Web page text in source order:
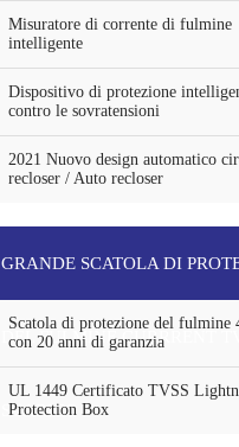
Misuratore di corrente di fulmine
intelligente
Dispositivo di protezione
contro le sovratensioni
2021 Nuovo design automatico
recloser / Auto recloser
GRANDE SCATOLA DI
DEL FULMINE CURRRENT
SCARICO
Scatola di protezione del fulmine
con 20 anni di garanzia
UL 1449 Certificato TVSS
Protection Box